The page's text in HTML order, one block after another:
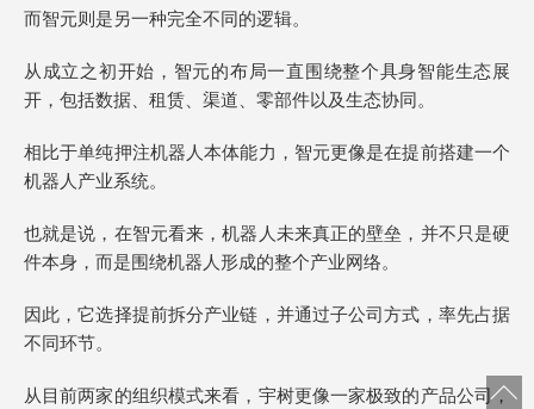
而智元则是另一种完全不同的逻辑。
从成立之初开始，智元的布局一直围绕整个具身智能生态展
开，包括数据、租赁、渠道、零部件以及生态协同。
相比于单纯押注机器人本体能力，智元更像是在提前搭建一个
机器人产业系统。
也就是说，在智元看来，机器人未来真正的壁垒，并不只是硬
件本身，而是围绕机器人形成的整个产业网络。
因此，它选择提前拆分产业链，并通过子公司方式，率先占据
不同环节。
从目前两家的组织模式来看，宇树更像一家极致的产品公司，